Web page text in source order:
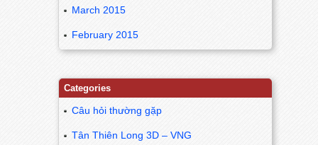
March 2015
February 2015
Categories
Câu hỏi thường gặp
Tân Thiên Long 3D – VNG